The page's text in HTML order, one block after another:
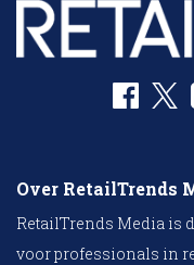
Over RetailTrends
RetailTrends Media is
voor professionals in